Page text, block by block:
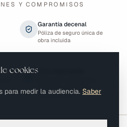
Y COMPROMISOS
Garantía decenal
Póliza de seguro única de
obra incluida
Ecorresponsable
eficiencia energética,
biodiversidad
cookies
para medir la audiencia. Saber